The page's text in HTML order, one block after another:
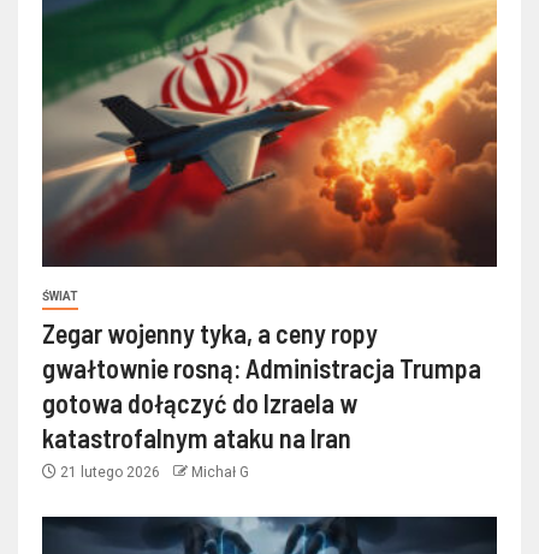
ŚWIAT
Zegar wojenny tyka, a ceny ropy
gwałtownie rosną: Administracja Trumpa
gotowa dołączyć do Izraela w
katastrofalnym ataku na Iran
21 lutego 2026 Michał G